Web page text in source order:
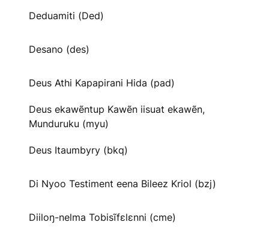
Deduamiti (Ded)
Desano (des)
Deus Athi Kapapirani Hida (pad)
Deus ekawẽntup Kawẽn iisuat ekawẽn,
Munduruku (myu)
Deus Itaumbyry (bkq)
Di Nyoo Testiment eena Bileez Kriol (bzj)
Diiloŋ-nelma Tobisĩfɛlɛnni (cme)